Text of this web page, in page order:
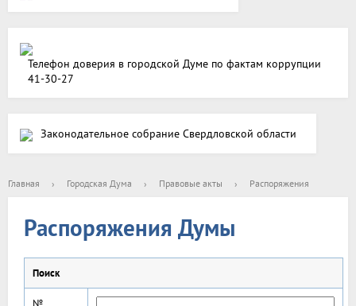
Телефон доверия в городской Думе по фактам коррупции
41-30-27
Законодательное собрание Свердловской области
Главная › Городская Дума › Правовые акты › Распоряжения
Распоряжения Думы
Поиск